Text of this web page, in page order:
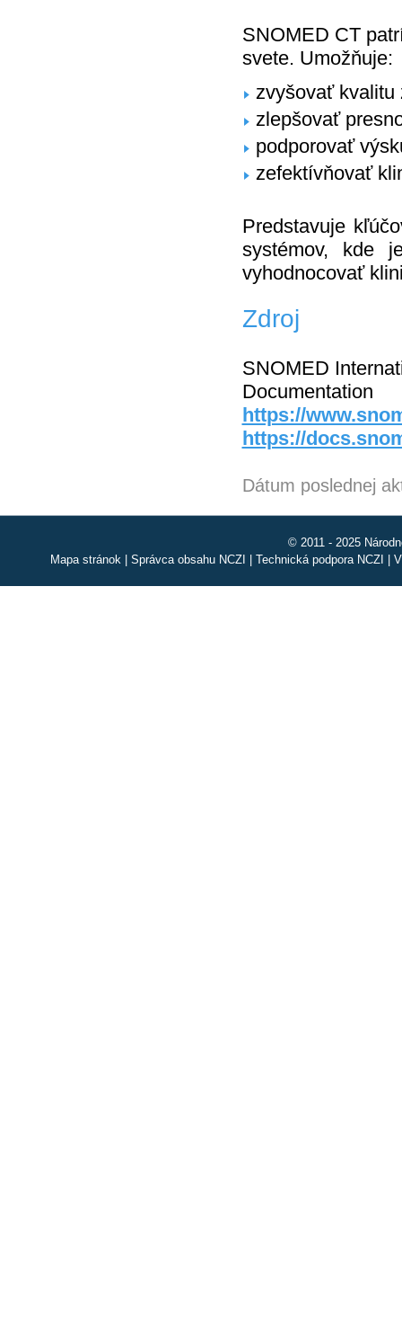
SNOMED CT
svete. Umožňuje:
zvyšovať kvalitu
zlepšovať
podporovať
zefektívňovať
Predstavuje
systémov, kde
vyhodnocovať
Zdroj
SNOMED
Documentation
https://
https://
Dátum poslednej
© 2011 - 2025
Mapa stránok| Správca obsahu NCZI Technická podpora NCZI